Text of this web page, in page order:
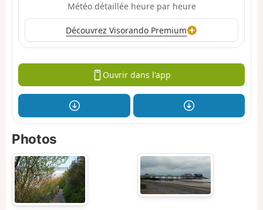
Météo détaillée heure par heure
Découvrez Visorando Premium
Ouvrir dans l'app
Photos